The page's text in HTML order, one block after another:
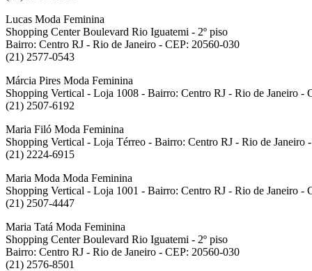
Lucas Moda Feminina
Shopping Center Boulevard Rio Iguatemi - 2º piso
Bairro: Centro RJ - Rio de Janeiro - CEP: 20560-030
(21) 2577-0543
Márcia Pires Moda Feminina
Shopping Vertical - Loja 1008 - Bairro: Centro RJ - Rio de Janeiro -
(21) 2507-6192
Maria Filó Moda Feminina
Shopping Vertical - Loja Térreo - Bairro: Centro RJ - Rio de Janeiro
(21) 2224-6915
Maria Moda Moda Feminina
Shopping Vertical - Loja 1001 - Bairro: Centro RJ - Rio de Janeiro -
(21) 2507-4447
Maria Tatá Moda Feminina
Shopping Center Boulevard Rio Iguatemi - 2º piso
Bairro: Centro RJ - Rio de Janeiro - CEP: 20560-030
(21) 2576-8501